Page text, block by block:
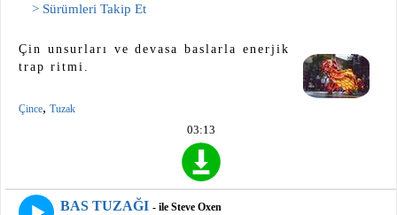
> Sürümleri Takip Et
Çin unsurları ve devasa baslarla enerjik
trap ritmi.
Çince, Tuzak
03:13
BAS TUZAĞI - ile Steve Oxen